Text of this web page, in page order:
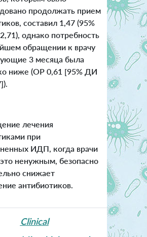
продолжать прием
составил 1,47 (95%
однако потребность
обращении к врачу
3 месяца была
ниже (ОР 0,61 [95% ДИ
лечения
при
ИДП, когда врачи
ненужным, безопасно
снижает
антибиотиков.
Clinical